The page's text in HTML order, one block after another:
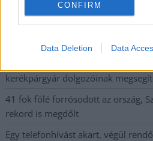
CONFIRM
Data Deletion Data
Az idei év leglassabb növekedését
kiskereskedelemben
kerékpárgyár dolgozóinak
41 fok fölé forrósodott az ország,
rekord is megdőlt
Egy telefonhívást akart, végül